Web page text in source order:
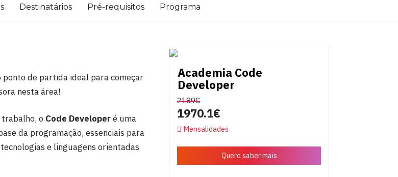
Destinatários Pré-requisitos Programa
ponto de partida ideal para começar
nesta área!
trabalho, o Code Developeré uma
da programação, essenciais para
e linguagens orientadas
Academia Code
Developer
2189€
1970.1€
Mensalidades
Quero saber mais